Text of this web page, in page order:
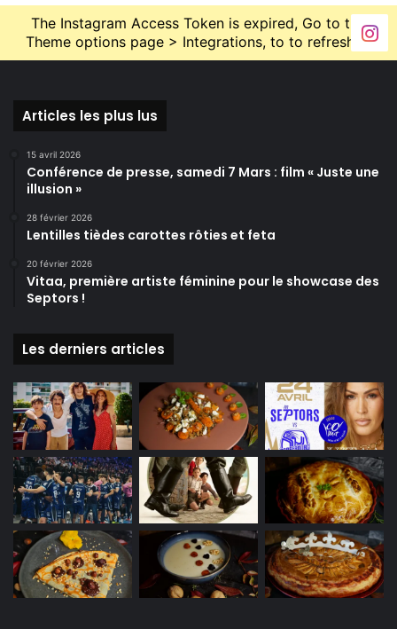
The Instagram Access Token is expired, Go to the
Theme options page > Integrations, to to refresh it.
Articles les plus lus
15 avril 2026
Conférence de presse, samedi 7 Mars : film « Juste une
illusion »
28 février 2026
Lentilles tièdes carottes rôties et feta
20 février 2026
Vitaa, première artiste féminine pour le showcase des
Septors !
Les derniers articles